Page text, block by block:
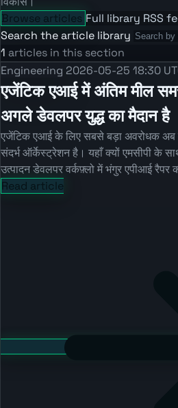
Browse articles Full library RSS
Search the article library
1 articles in this section
Engineering 2026-05-25 18:30
एजेंटिक एआई में अंतिम मील
अगले डेवलपर युद्ध का मैदान है
एजेंटिक एआई के लिए सबसे बड़ा अवरोधक अब
संदर्भ ऑर्केस्ट्रेशन है। यहाँ क्यों एमसीपी के
उत्पादन डेवलपर वर्कफ़्लो में भंगुर एपीआई रैपर
Read article